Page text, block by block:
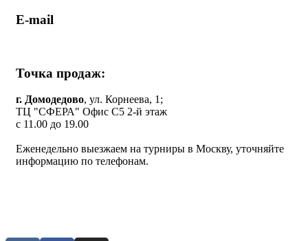
E-mail
Точка продаж:
г. Домодедово, ул. Корнеева, 1;
ТЦ "СФЕРА" Офис C5 2-й этаж
c 11.00 до 19.00
Еженедельно выезжаем на турниры в Москву, уточняйте
информацию по телефонам.